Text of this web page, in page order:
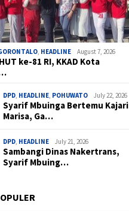
, HEADLINE August 7, 2026
ke-81 RI, KKAD Kota
DPD, HEADLINE, POHUWATO July 22, 2026
Syarif Mbuinga Bertemu Kajari
Marisa, Ga…
DPD, HEADLINE July 21, 2026
Sambangi Dinas Nakertrans,
Syarif Mbuing…